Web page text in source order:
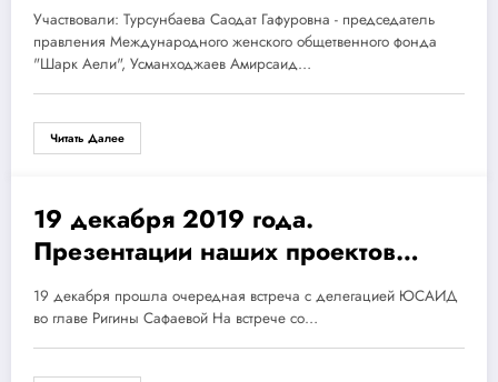
Участвовали: Турсунбаева Саодат Гафуровна - председатель
правления Международного женского общетвенного фонда
"Шарк Аели", Усманходжаев Амирсаид…
Читать Далее
19.12.2019
19 декабря 2019 года.
Презентации наших проектов
ЮСАИД
19 декабря прошла очередная встреча с делегацией ЮСАИД
во главе Ригины Сафаевой На встрече со…